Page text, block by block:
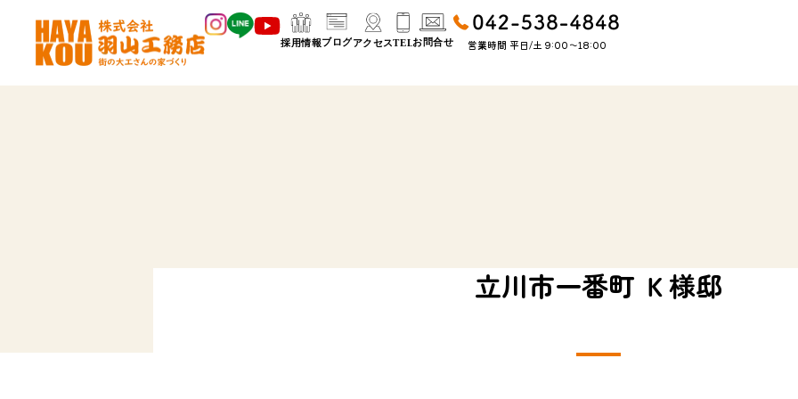
営業時間 平日/土 9:00〜18:00
立川市一番町 Ｋ様邸